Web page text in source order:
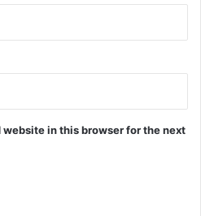
in this browser for the next